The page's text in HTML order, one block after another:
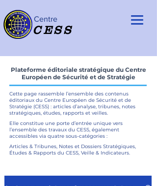
Centre
CESS
Plateforme éditoriale stratégique du Centre
Européen de Sécurité et de Stratégie
Cette page rassemble l’ensemble des contenus
éditoriaux du Centre Européen de Sécurité et de
Stratégie (CESS) : articles d’analyse, tribunes, notes
stratégiques, études, rapports et veilles.
Elle constitue une porte d’entrée unique vers
l’ensemble des travaux du CESS, également
accessibles via quatre sous-catégories :
Articles & Tribunes, Notes et Dossiers Stratégiques,
Études & Rapports du CESS, Veille & Indicateurs.